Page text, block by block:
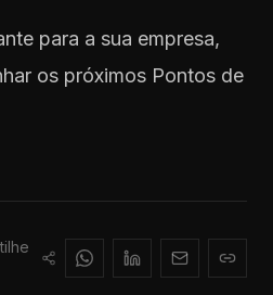
para a sua empresa,
os próximos Pontos de